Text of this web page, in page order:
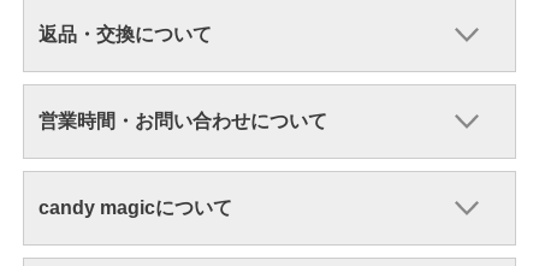
返品・交換について
営業時間・お問い合わせについて
candy magicについて